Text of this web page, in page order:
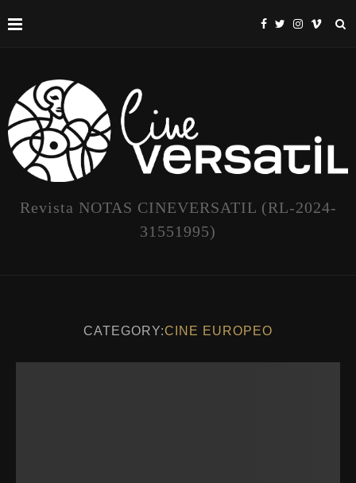
Revista NOTAS CINEVERSATIL (RL-2024-
31551995)
CATEGORY:CINE EUROPEO